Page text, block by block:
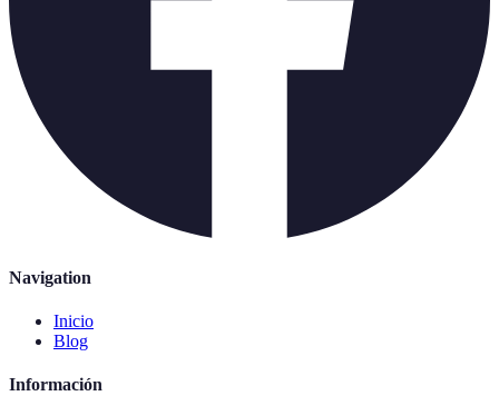
Navigation
Inicio
Blog
Información